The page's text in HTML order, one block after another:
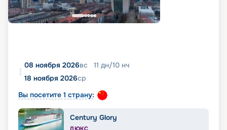
08 ноября 2026вс 11 дн/10 нч
18 ноября 2026ср
Вы посетите 1 страну:
Century Glory
ЛЮКС